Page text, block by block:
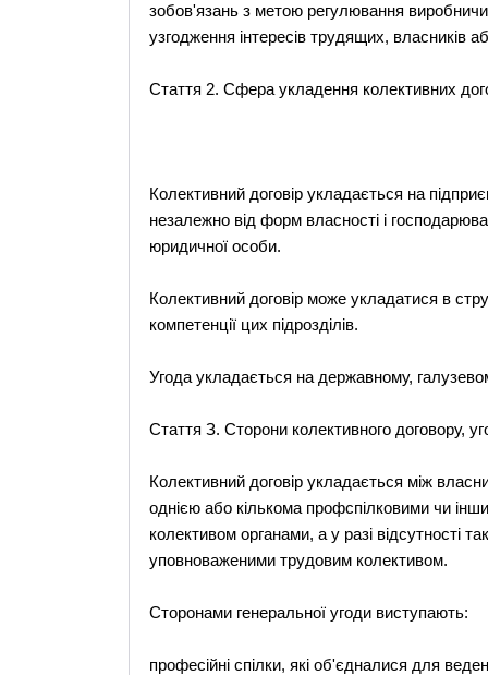
зобов'язань з метою регулювання
узгодження інтересів трудящих, власників
Стаття 2. Сфера укладення колективних
Колективний договір укладається на
незалежно від форм власності і
юридичної особи.
Колективний договір може укладатися в
компетенції цих підрозділів.
Угода укладається на державному,
Стаття З. Сторони колективного договору,
Колективний договір укладається між
однією або кількома профспілковими чи
колективом органами, а у разі відсутності
уповноваженими трудовим колективом.
Сторонами генеральної угоди виступають:
професійні спілки, які об'єдналися для